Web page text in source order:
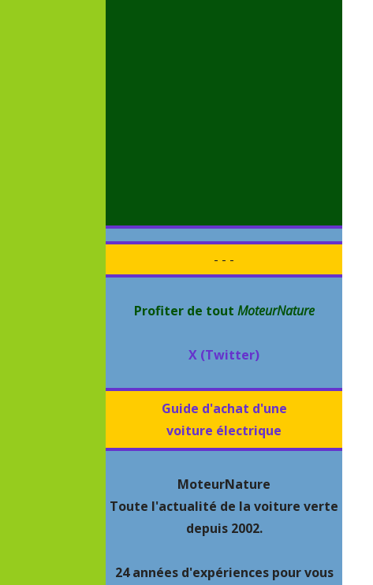
- - -
Profiter de tout MoteurNature
X (Twitter)
Guide d'achat d'une
voiture électrique
MoteurNature
Toute l'actualité de la voiture verte
depuis 2002.
24 années d'expériences pour vous